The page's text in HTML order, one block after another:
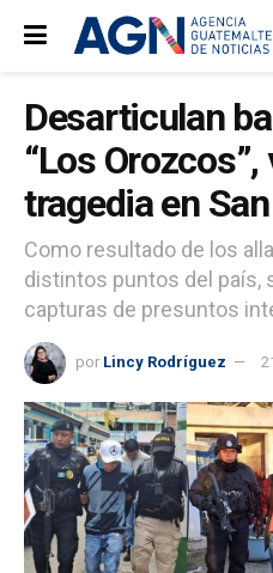
Desarticulan
“Los
tragedia en
Como resultado de los
distintos puntos del país,
capturas de presuntos
por Lincy Rodríguez